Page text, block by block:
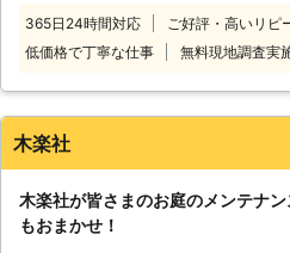
つのお
きた証
ご利用くだ
木の剪
吸収し
たい花
側から
には
さい。 ●木の病害虫にお困りなら剪
定と消
通しよ
集し
度の高
庭にす
おくと
切な剪
365日24時間対応 ご好評・高いリピ
低価格で丁寧な仕事
無料現地調査実
木楽社
木楽社が皆さまのお庭のメンテナ
もおまかせ！